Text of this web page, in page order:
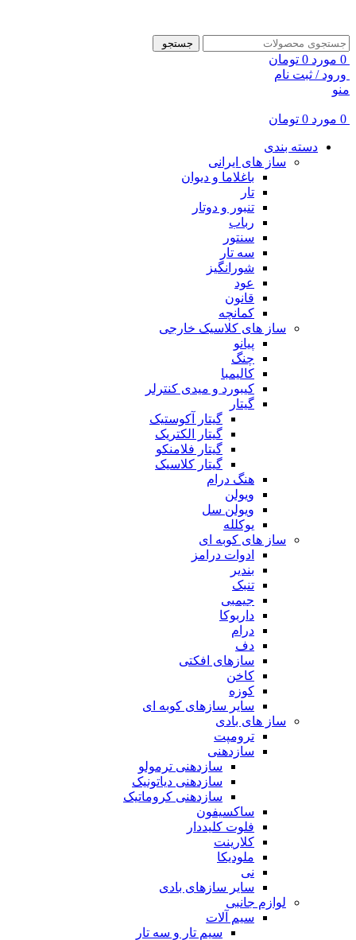
جستجو
0 مورد 0 تومان
ورود / ثبت نام
منو
0 مورد 0 تومان
دسته بندی
ساز های ایرانی
باغلاما و دیوان
تار
تنبور و دوتار
رباب
سنتور
سه تار
شورانگیز
عود
قانون
کمانچه
ساز های کلاسیک خارجی
پیانو
چنگ
کالیمبا
کیبورد و میدی کنترلر
گیتار
گیتار آکوستیک
گیتار الکتریک
گیتار فلامنکو
گیتار کلاسیک
هنگ درام
ویولن
ویولن سل
یوکلله
ساز های کوبه ای
ادوات درامز
بندیر
تنبک
جیمبی
داربوکا
درام
دف
سازهای افکتی
کاخن
کوزه
سایر سازهای کوبه ای
ساز های بادی
ترومپت
سازدهنی
سازدهنی ترمولو
سازدهنی دیاتونیک
سازدهنی کروماتیک
ساکسیفون
فلوت کلیددار
کلارینت
ملودیکا
نی
سایر سازهای بادی
لوازم جانبی
سیم آلات
سیم تار و سه تار